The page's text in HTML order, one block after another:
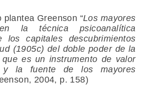
plantea Greenson “Los mayores
la técnica psicoanalítica
los capitales descubrimientos
(1905c) del doble poder de la
que es un instrumento de valor
y la fuente de los mayores
2004, p. 158)